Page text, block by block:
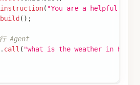
instruction( "You are a helpful
build ( ) ;
Agent
. call ( "what is the weather in